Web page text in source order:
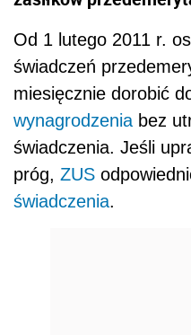
Od 1 lutego 2011 r.
świadczeń
miesięcznie dorobić
wynagrodzenia bez
świadczenia. Jeśli
próg, ZUS
świadczenia.